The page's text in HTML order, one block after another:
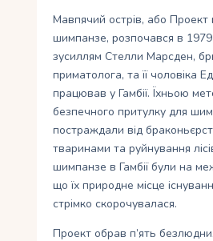
Мавпячий острів, або Проект
шимпанзе, розпочався в 1979
зусиллям Стелли Марсден,
приматолога, та її чоловіка
працював у Гамбії. Їхньою
безпечного притулку для
постраждали від
тваринами та руйнування
шимпанзе в Гамбії були на
що їх природне місце
стрімко скорочувалася.
Проект обрав п’ять